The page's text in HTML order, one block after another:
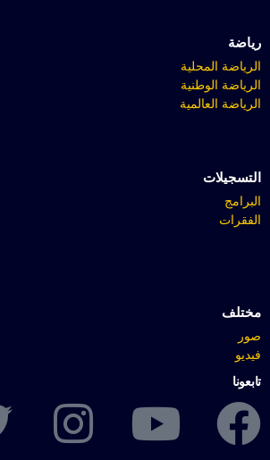
رياضة
الرياضة المحلية
الرياضة الوطنية
الرياضة العالمية
التسجيلات
البرامج
الفقرات
مختلف
صور
فيديو
تابعونا